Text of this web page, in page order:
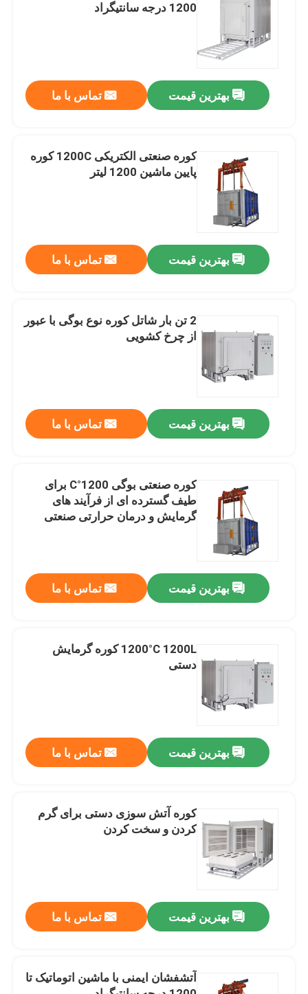
خونه
ویدیوها
تور کارخانه
درخواست نقل قول
Programtherm
کوره ی فلفل با دمای بالا
1200 درجه سانتیگراد
بهترین قیمت تماس با ما
کوره صنعتی الکتریکی 1200C کوره
پایین ماشین 1200 لیتر
بهترین قیمت تماس با ما
2 تن بار شاتل کوره نوع بوگی با عبور
از چرخ کشویی
بهترین قیمت تماس با ما
کوره صنعتی بوگی 1200°C برای
طیف گسترده ای از فرآیند های
گرمایش و درمان حرارتی صنعتی
بهترین قیمت تماس با ما
1200°C 1200L کوره گرمایش
دستی
بهترین قیمت تماس با ما
کوره آتش سوزی دستی برای گرم
کردن و سخت کردن
بهترین قیمت تماس با ما
آتشفشان ایمنی با ماشین اتوماتیک تا